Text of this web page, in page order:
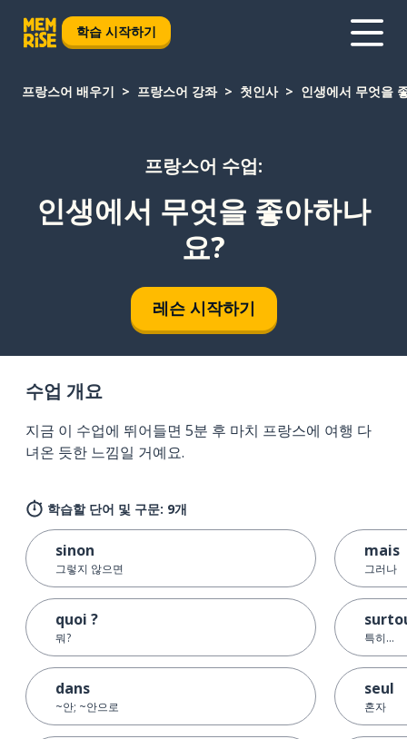
학습 시작하기
프랑스어 배우기 프랑스어 강좌 첫인사 인생에서 무엇을
프랑스어 수업:
인생에서 무엇을 좋아하나
요?
레슨 시작하기
수업 개요
지금 이 수업에 뛰어들면 5분 후 마치 프랑스에 여행 다
녀온 듯한 느낌일 거예요.
학습할 단어 및 구문: 9개
sinon
그렇지 않으면
quoi ?
뭐?
dans
~안; ~안으로
mais
그러나
특히...
seul
혼자